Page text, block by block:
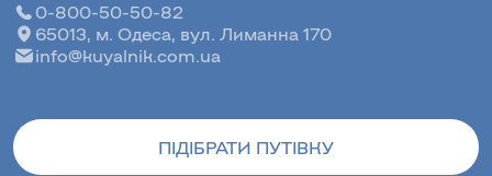
0-800-50-50-82
65013, м. Одеса, вул. Лиманна 170
info@kuyalnik.com.ua
ПІДІБРАТИ ПУТІВКУ